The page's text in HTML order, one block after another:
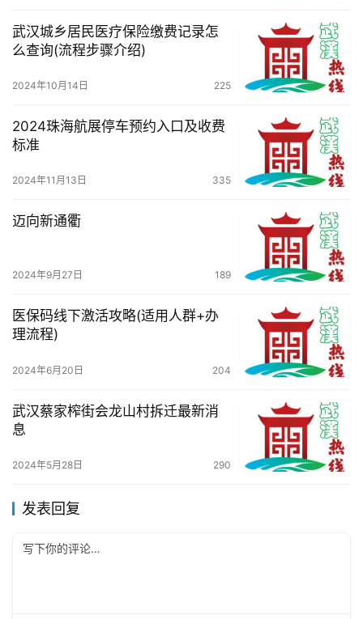
武汉城乡居民医疗保险缴费记录怎
么查询(流程步骤介绍)
2024年10月14日 225
2024珠海航展停车预约入口及收费
标准
2024年11月13日 335
迈向新通衢
2024年9月27日 189
医保码线下激活攻略(适用人群+办
理流程)
2024年6月20日 204
武汉蔡家榨街会龙山村拆迁最新消
息
2024年5月28日 290
发表回复